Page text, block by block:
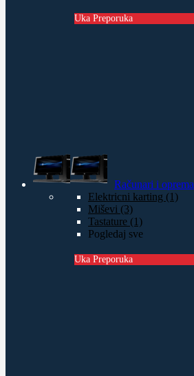
Uka Preporuka
Računari i oprema
Elektricni karting (1)
Miševi (3)
Tastature (1)
Pogledaj sve
Uka Preporuka